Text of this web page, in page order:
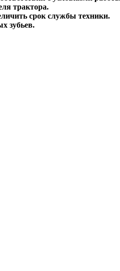
с условиями работы.
трактора.
срок службы техники.
зубьев.